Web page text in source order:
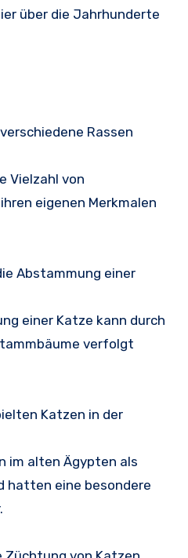
über die Jahrhunderte
Rassen
Vielzahl von
eigenen Merkmalen
Abstammung einer
einer Katze kann durch
verfolgt
Katzen in der
im alten Ägypten als
hatten eine besondere